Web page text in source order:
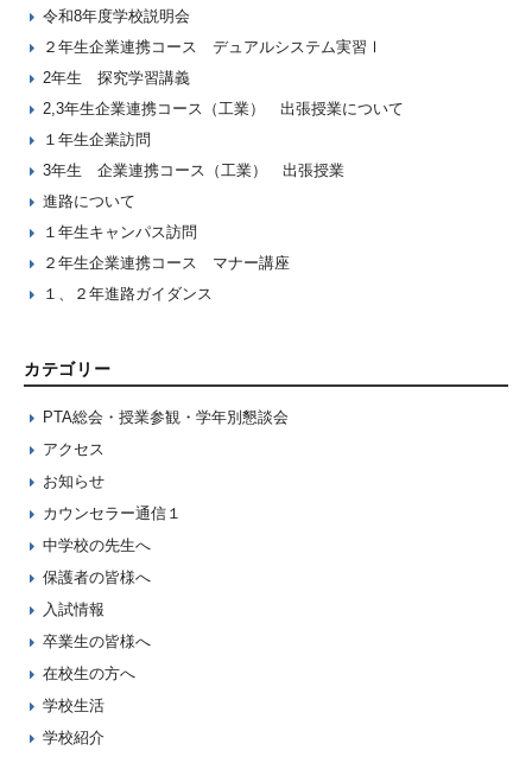
令和8年度学校説明会
２年生企業連携コース デュアルシステム実習Ⅰ
2年生 探究学習講義
2,3年生企業連携コース（工業） 出張授業について
１年生企業訪問
3年生 企業連携コース（工業） 出張授業
進路について
１年生キャンパス訪問
２年生企業連携コース マナー講座
１、２年進路ガイダンス
カテゴリー
PTA総会・授業参観・学年別懇談会
アクセス
お知らせ
カウンセラー通信１
中学校の先生へ
保護者の皆様へ
入試情報
卒業生の皆様へ
在校生の方へ
学校生活
学校紹介